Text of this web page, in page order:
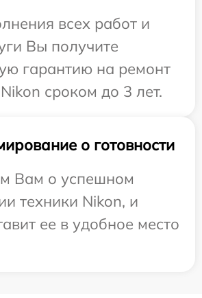
всех работ и
Вы получите
гарантию на ремонт
сроком до 3 лет.
о готовности
Вам о успешном
техники Nikon, и
ее в удобное место